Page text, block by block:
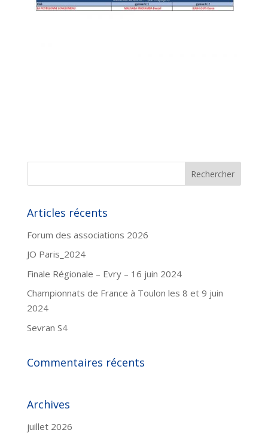
Articles récents
Forum des associations 2026
JO Paris_2024
Finale Régionale – Evry – 16 juin 2024
Championnats de France à Toulon les 8 et 9 juin
2024
Sevran S4
Commentaires récents
Archives
juillet 2026